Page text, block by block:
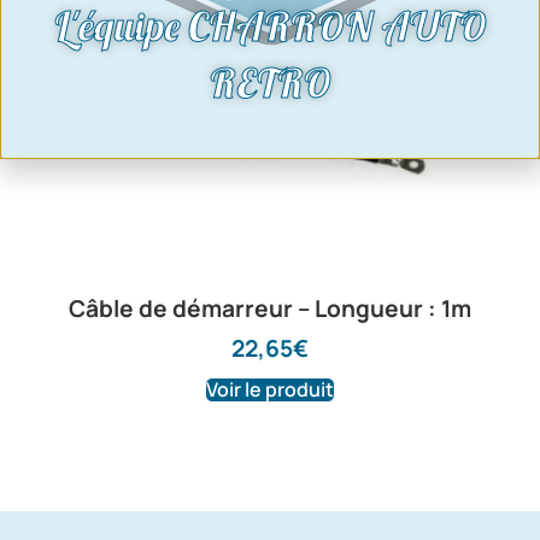
Câble de démarreur – Longueur : 1m
22,65€
Voir le produit
L'équipe CHARRON AUTO
RETRO